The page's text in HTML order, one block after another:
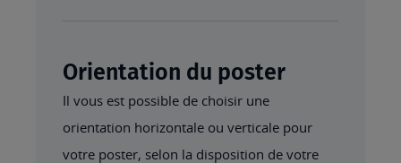
Orientation du poster
Il vous est possible de choisir une
orientation horizontale ou verticale pour
votre poster, selon la disposition de votre